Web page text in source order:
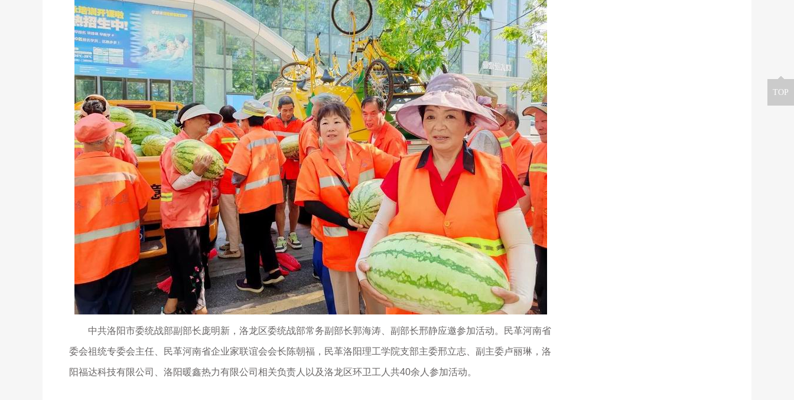
中共洛阳市委统战部副部长庞明新，洛龙区委统战部常务副部长郭海涛、副部长邢静应邀参加活动。民革河南省
委会祖统专委会主任、民革河南省企业家联谊会会长陈朝福，民革洛阳理工学院支部主委邢立志、副主委卢丽琳，洛
阳福达科技有限公司、洛阳暖鑫热力有限公司相关负责人以及洛龙区环卫工人共40余人参加活动。
TOP